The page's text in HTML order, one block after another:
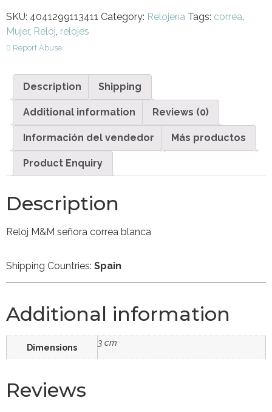
SKU: 4041299113411 Category: Relojería Tags: correa,
Mujer, Reloj, relojes
Report Abuse
Description Shipping
Additional information Reviews (0)
Información del vendedor Más productos
Product Enquiry
Description
Reloj M&M señora correa blanca
Shipping Countries: Spain
Additional information
Dimensions 3 cm
Reviews